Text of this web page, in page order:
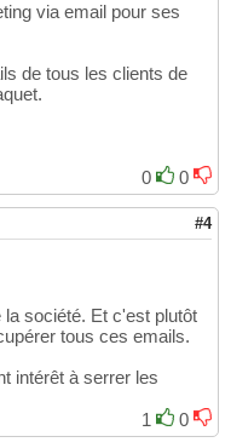
via email pour ses
de tous les clients de
0
0
#4
société. Et c'est plutôt
tous ces emails.
intérêt à serrer les
1
0